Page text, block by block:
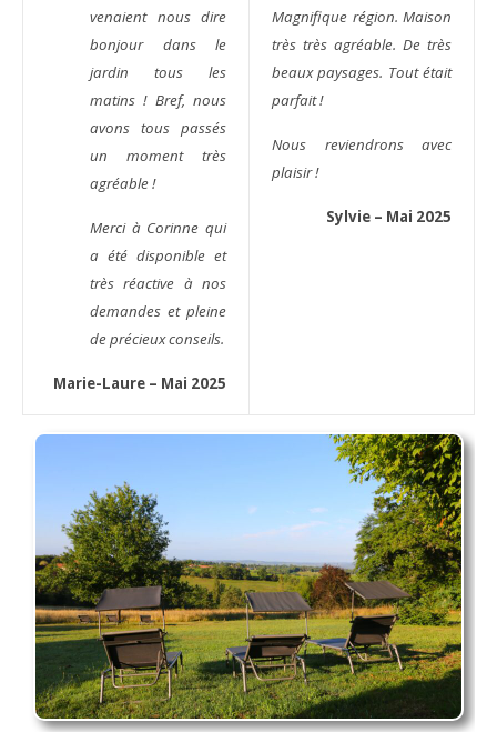
venaient nous dire
bonjour dans le
jardin tous les
matins ! Bref, nous
avons tous passés
un moment très
agréable !
Merci à Corinne qui
a été disponible et
très réactive à nos
demandes et pleine
de précieux conseils.
Marie-Laure – Mai 2025
Magnifique région. Maison
très très agréable. De très
beaux paysages. Tout était
parfait !
Nous reviendrons avec
plaisir !
Sylvie – Mai 2025